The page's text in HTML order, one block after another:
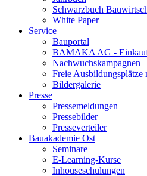
Schwarzbuch
White Paper
Service
Bauportal
BAMAKA AG -
Nachwuchskampagnen
Freie Ausbildungsplätze
Bildergalerie
Presse
Pressemeldungen
Pressebilder
Presseverteiler
Bauakademie Ost
Seminare
E-Learning-Kurse
Inhouseschulungen